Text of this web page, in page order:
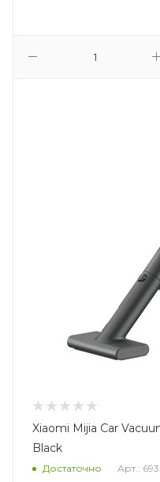
Xiaomi Mijia Car
Black
Достаточно Арт.: